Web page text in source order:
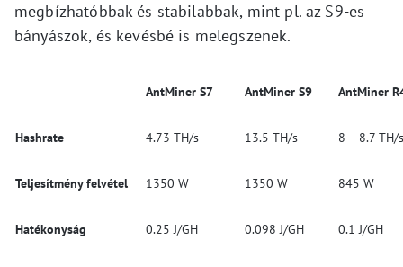
megbízhatóbbak és stabilabbak, mint pl. az S9-es
bányászok, és kevésbé is melegszenek.
AntMiner S7 AntMiner S9 AntMiner
Hashrate 4.73 TH/s 13.5 TH/s 8 – 8.7 TH/s
Teljesítmény felvétel 1350 W 1350 W 845 W
Hatékonyság 0.25 J/GH 0.098 J/GH 0.1 J/GH